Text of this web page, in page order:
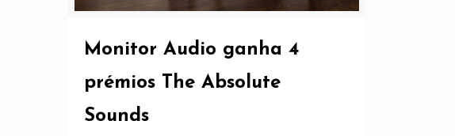
Monitor Audio ganha 4
prémios The Absolute
Sounds